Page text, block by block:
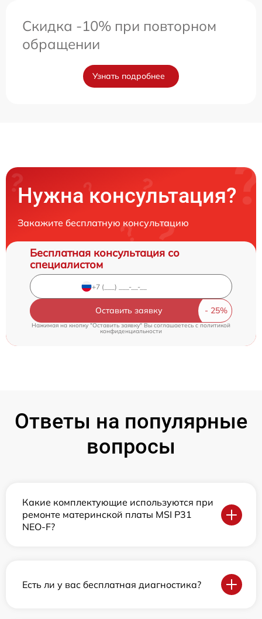
Скидка -10% при повторном
обращении
Узнать подробнее
Нужна консультация?
Закажите бесплатную консультацию
Бесплатная консультация со
специалистом
Оставить заявку
Нажимая на кнопку "Оставить заявку" Вы соглашаетесь cполитикой
конфиденциальности
Ответы на популярные
вопросы
Какие комплектующие используются при
ремонте материнской платы MSI P31
NEO-F?
Есть ли у вас бесплатная диагностика?